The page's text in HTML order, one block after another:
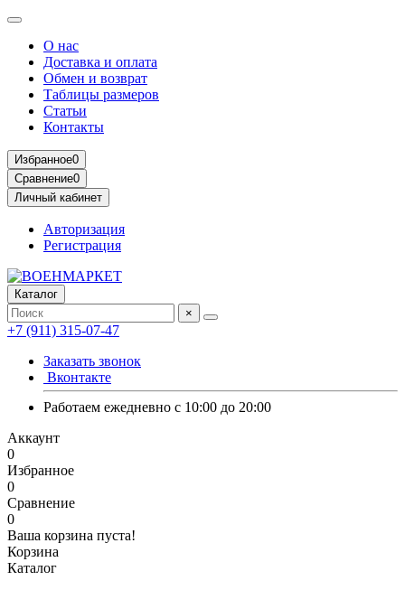
О нас
Доставка и оплата
Обмен и возврат
Таблицы размеров
Статьи
Контакты
Избранное0
Сравнение0
Личный кабинет
Авторизация
Регистрация
Каталог
×
+7 (911) 315-07-47
Заказать звонок
Вконтакте
Работаем ежедневно с 10:00 до 20:00
Аккаунт
0
Избранное
0
Сравнение
0
Ваша корзина пуста!
Корзина
Каталог